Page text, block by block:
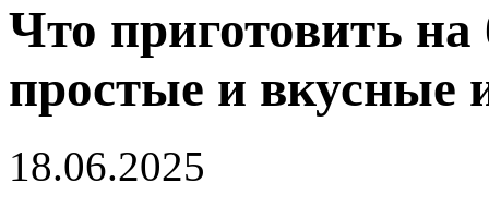
Что приготовить
простые и вкусные
18.06.2025